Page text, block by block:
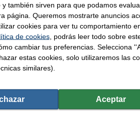
también sirven para que podamos
página. Queremos mostrarte anuncios
cookies para ver tu comportamiento
de cookies, podrás leer todo sobre
cambiar tus preferencias. Selecciona
estas cookies, solo utilizaremos las
similares).
Aceptar